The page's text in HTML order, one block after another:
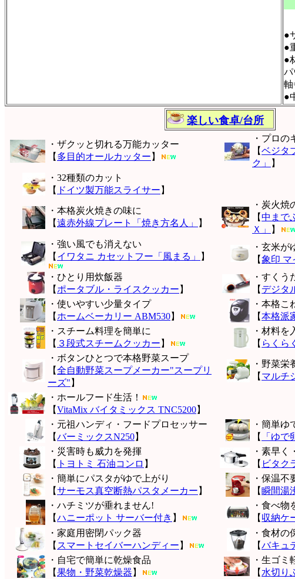
●
●
●
パ
軸
●
楽しい食卓/台所
・ザクッと切れる万能カッター
【 多目的オールカッター 】
・プロの
【ベジタ
ク」
】
・32種類のカット
【 ドイツ製万能スライサー 】
・本格炭火焼きの味に
【遠赤外線プレート「焼き方名人」 】
・炭火焼
【中まで
Ｘ」
】
・強い風でも消えない
【 イワタニ カセットフー「風まる」 】
・玄米が
【象印 マ
・ひとり用炊飯器
【 ポータブル・ライスクッカー 】
・すくう
【 デジタ
・使いやすい少量タイプ
【 ホームベーカリー ABM530】
・本格こ
【本格派
・スチーム料理を簡単に
【 ３段式スチームクッカー 】
・材料を
【 らくら
・ボタンひとつで本格野菜スープ
【全自動野菜スープメーカー"スープリ
ーズ" 】
・野菜栄
【 マルチ
・ホールフード生活！
【VitaMix バイタミックス TNC5200】
・元祖ハンディ・フードプロセッサー
【バーミックスN250】
・簡単ゆ
【
「ゆで
・災害時も威力を発揮
【 トヨトミ 石油コンロ 】
・素早く
【 ビタク
・簡単にパスタがゆで上がり
【サーモス真空断熱パスタメーカー 】
・保温不
【瞬間湯
・ハチミツが垂れません!
【ハニーポット サーバー付き 】
・食べ物
【 収納ケ
・家庭用密閉パック器
【 スマートセイバーハンディー 】
・食材の
【バキュ
・自宅で簡単に乾燥食品
【果物・野菜乾燥器 】
・生ゴミ
【 水切り